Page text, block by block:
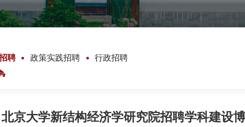
聘 政策实践招聘 行政招聘
北京大学新结构经济学研究院招聘学科建设